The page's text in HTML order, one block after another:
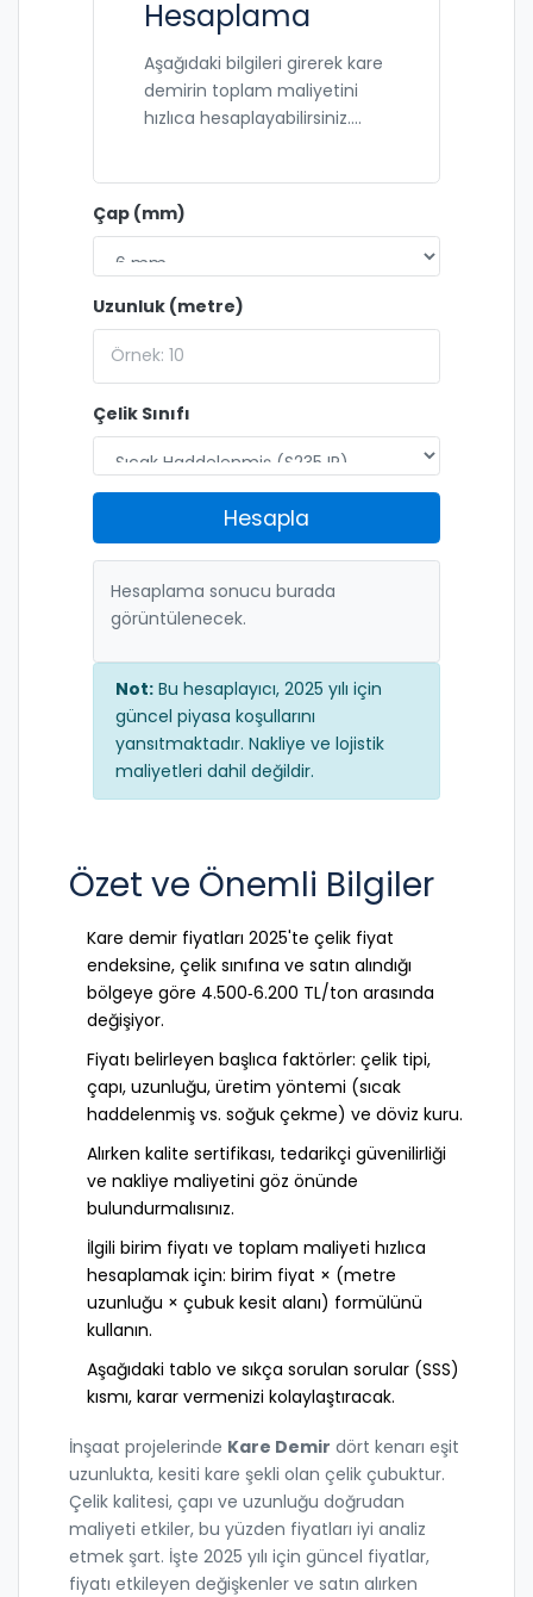
Hesaplama
Aşağıdaki bilgileri girerek kare
demirin toplam maliyetini
hızlıca hesaplayabilirsiniz.
Alanı)
Çap (mm)
Uzunluk (metre)
Çelik Sınıfı
Hesapla
Hesaplama sonucu burada
görüntülenecek.
Not:Bu hesaplayıcı, 2025 yılı için
güncel piyasa koşullarını
yansıtmaktadır. Nakliye ve lojistik
maliyetleri dahil değildir.
Özet ve Önemli Bilgiler
Kare demir fiyatları 2025'te çelik fiyat
endeksine, çelik sınıfına ve satın alındığı
bölgeye göre 4.500‑6.200 TL/ton arasında
değişiyor.
Fiyatı belirleyen başlıca faktörler: çelik tipi,
çapı, uzunluğu, üretim yöntemi (sıcak
haddelenmiş vs. soğuk çekme) ve döviz kuru.
Alırken kalite sertifikası, tedarikçi güvenilirliği
ve nakliye maliyetini göz önünde
bulundurmalısınız.
İlgili birim fiyatı ve toplam maliyeti hızlıca
hesaplamak için: birim fiyat × (metre
uzunluğu × çubuk kesit alanı) formülünü
kullanın.
Aşağıdaki tablo ve sıkça sorulan sorular (SSS)
kısmı, karar vermenizi kolaylaştıracak.
İnşaat projelerinde Kare Demir dört kenarı eşit
uzunlukta, kesiti kare şekli olan çelik çubuktur.
Çelik kalitesi, çapı ve uzunluğu doğrudan
maliyeti etkiler, bu yüzden fiyatları iyi analiz
etmek şart. İşte 2025 yılı için güncel fiyatlar,
fiyatı etkileyen değişkenler ve satın alırken